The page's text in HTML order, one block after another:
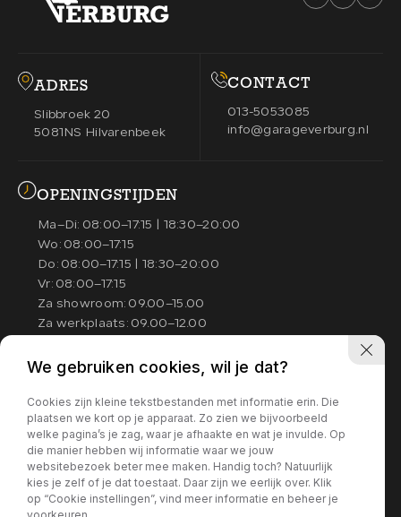
ADRES
Slibbroek 20
5081NS Hilvarenbeek
CONTACT
013-5053085
info@garageverburg.nl
OPENINGSTIJDEN
Ma–Di: 08:00–17:15 | 18:30–20:00
Wo: 08:00–17:15
Do: 08:00–17:15 | 18:30–20:00
Vr: 08:00–17:15
Za showroom: 09.00–15.00
Za werkplaats: 09.00–12.00
Wij helpen u graag goed en nemen
graag op afspraak zodat wij alle tijd
en aandacht voor u kunnen hebben.
Privacy policy
We gebruiken cookies, wil je dat?
Cookies zijn kleine tekstbestanden met informatie erin. Die
plaatsen we kort op je apparaat. Zo zien we bijvoorbeeld
welke pagina’s je zag, waar je afhaakte en wat je invulde. Op
die manier hebben wij informatie waar we jouw
websitebezoek beter mee maken. Handig toch? Natuurlijk
kies je zelf of je dat toestaat. Daar zijn we eerlijk over. Klik
op “Cookie instellingen”, vind meer informatie en beheer je